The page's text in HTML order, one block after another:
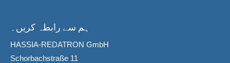
ہم سے رابطہ کریں۔
HASSIA-REDATRON GmbH
Schorbachstraße 11